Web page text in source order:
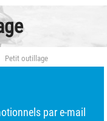
Petit outillage
par e-mail